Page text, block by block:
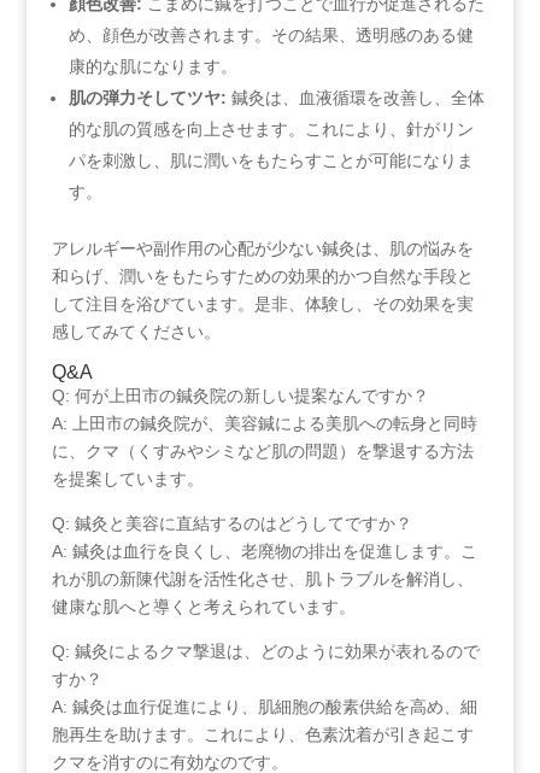
め、顔色が改善されます。その結果、透明感のある健
康的な肌になります。
肌の弾力そしてツヤ: 鍼灸は、血液循環を改善し、全体
的な肌の質感を向上させます。これにより、針がリン
パを刺激し、肌に潤いをもたらすことが可能になりま
す。
アレルギーや副作用の心配が少ない鍼灸は、肌の悩みを
和らげ、潤いをもたらすための効果的かつ自然な手段と
して注目を浴びています。是非、体験し、その効果を実
感してみてください。
Q&A
Q:‌ 何が上田市の鍼灸院の新しい提案なんですか？
A: 上田市の鍼灸院が、美容鍼による美肌への転身と同時
に、クマ（くすみやシミなど肌の問題）を撃退する方法
を提案しています。
Q: 鍼灸と美容に直結するのはどうしてですか？
A: 鍼灸は血行を良くし、老廃物の排出を促進します。こ
れが肌の新陳代謝を活性化させ、肌トラブルを解消し、
健康な肌へと導くと考えられています。
Q: 鍼灸によるクマ撃退は、どのように効果が表れるので
すか？
A: 鍼灸は血行促進により、肌細胞の酸素供給を高め、細
胞再生を助けます。これにより、色素沈着が引き起こす
クマを消すのに有効なのです。